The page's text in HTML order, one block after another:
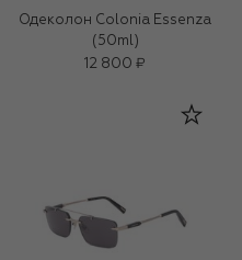
Одеколон Colonia Essenza
(50ml)
12 800 ₽